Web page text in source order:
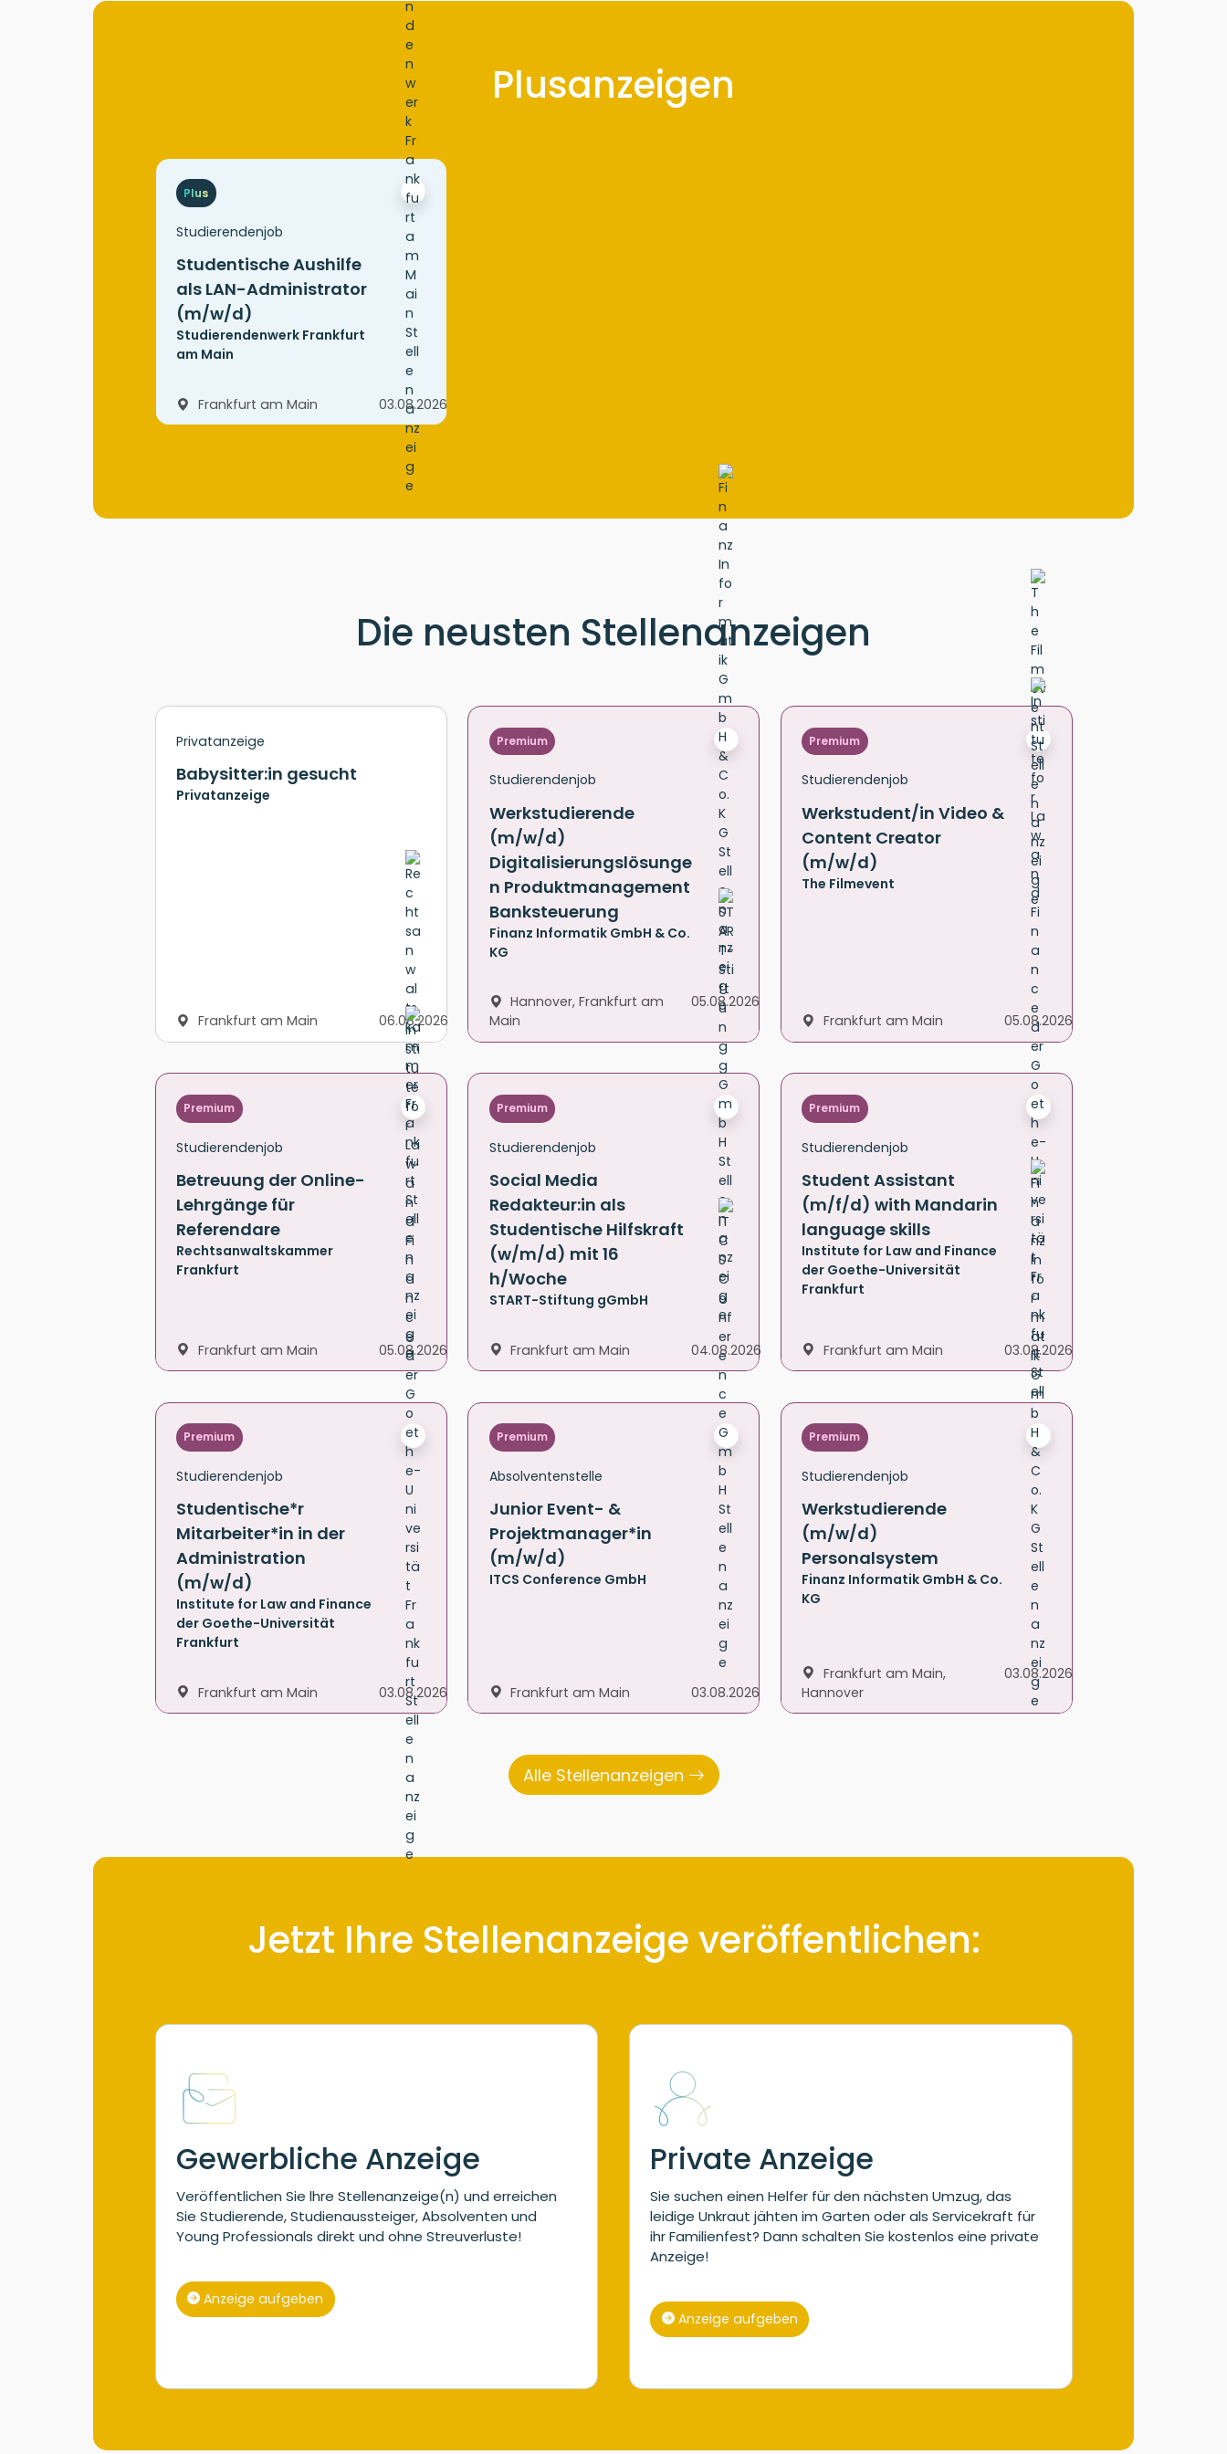
Plusanzeigen
Plus
Studierendenjob
Studentische Aushilfe
als LAN-Administrator
(m/w/d)
Studierendenwerk Frankfurt
am Main
Frankfurt am Main 03.08.2026
Die neusten Stellenanzeigen
Privatanzeige
Babysitter:in gesucht
Privatanzeige
Frankfurt am Main 06.08.2026
Premium
Studierendenjob
Werkstudierende
(m/w/d)
Digitalisierungslösunge
n Produktmanagement
Banksteuerung
Finanz Informatik GmbH & Co.
KG
Hannover, Frankfurt am
Main
05.08.2026
Premium
Studierendenjob
Werkstudent/in Video &
Content Creator
(m/w/d)
The Filmevent
Frankfurt am Main 05.08.2026
Premium
Studierendenjob
Betreuung der Online-
Lehrgänge für
Referendare
Rechtsanwaltskammer
Frankfurt
Frankfurt am Main 05.08.2026
Premium
Studierendenjob
Social Media
Redakteur:in als
Studentische Hilfskraft
(w/m/d) mit 16
h/Woche
START-Stiftung gGmbH
Frankfurt am Main 04.08.2026
Premium
Studierendenjob
Student Assistant
(m/f/d) with Mandarin
language skills
Institute for Law and Finance
der Goethe-Universität
Frankfurt
Frankfurt am Main 03.08.2026
Premium
Studierendenjob
Studentische*r
Mitarbeiter*in in der
Administration
(m/w/d)
Institute for Law and Finance
der Goethe-Universität
Frankfurt
Frankfurt am Main 03.08.2026
Premium
Absolventenstelle
Junior Event- &
Projektmanager*in
(m/w/d)
ITCS Conference GmbH
Frankfurt am Main 03.08.2026
Premium
Studierendenjob
Werkstudierende
(m/w/d)
Personalsystem
Finanz Informatik GmbH & Co.
KG
Frankfurt am Main,
Hannover
03.08.2026
Alle Stellenanzeigen
Jetzt Ihre Stellenanzeige veröffentlichen:
Gewerbliche Anzeige
Veröffentlichen Sie lhre Stellenanzeige(n) und erreichen
Sie Studierende, Studienaussteiger, Absolventen und
Young Professionals direkt und ohne Streuverluste!
Anzeige aufgeben
Private Anzeige
Sie suchen einen Helfer für den nächsten Umzug, das
leidige Unkraut jähten im Garten oder als Servicekraft für
ihr Familienfest? Dann schalten Sie kostenlos eine private
Anzeige!
Anzeige aufgeben